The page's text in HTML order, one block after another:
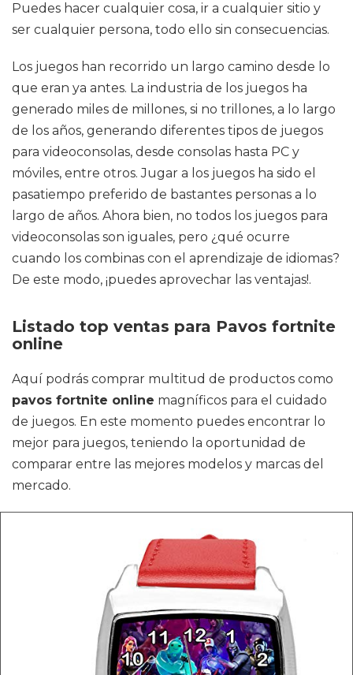
Puedes hacer cualquier cosa, ir a cualquier sitio y
ser cualquier persona, todo ello sin consecuencias.
Los juegos han recorrido un largo camino desde lo
que eran ya antes. La industria de los juegos ha
generado miles de millones, si no trillones, a lo largo
de los años, generando diferentes tipos de juegos
para videoconsolas, desde consolas hasta PC y
móviles, entre otros. Jugar a los juegos ha sido el
pasatiempo preferido de bastantes personas a lo
largo de años. Ahora bien, no todos los juegos para
videoconsolas son iguales, pero ¿qué ocurre
cuando los combinas con el aprendizaje de idiomas?
De este modo, ¡puedes aprovechar las ventajas!.
Listado top ventas para Pavos fortnite
online
Aquí podrás comprar multitud de productos como
pavos fortnite online magníficos para el cuidado
de juegos. En este momento puedes encontrar lo
mejor para juegos, teniendo la oportunidad de
comparar entre las mejores modelos y marcas del
mercado.